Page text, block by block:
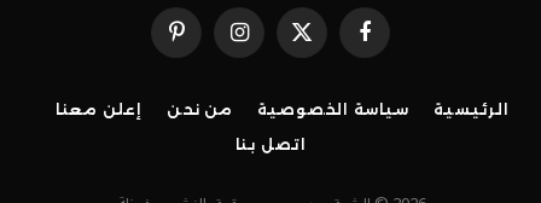
فيسبوك X
(Twitter)
الانستغرامبينتيريست
الرئيسية سياسة الخصوصية من نحن
إعلن معنا
اتصل بنا